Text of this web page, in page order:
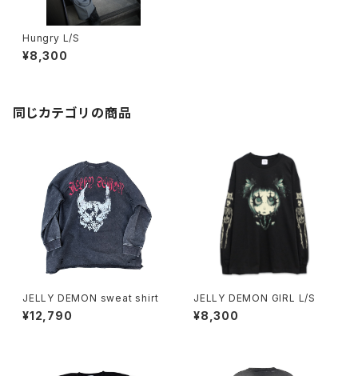
Hungry L/S
¥8,300
同じカテゴリの商品
JELLY DEMON sweat shirt
¥12,790
JELLY DEMON GIRL L/S
¥8,300